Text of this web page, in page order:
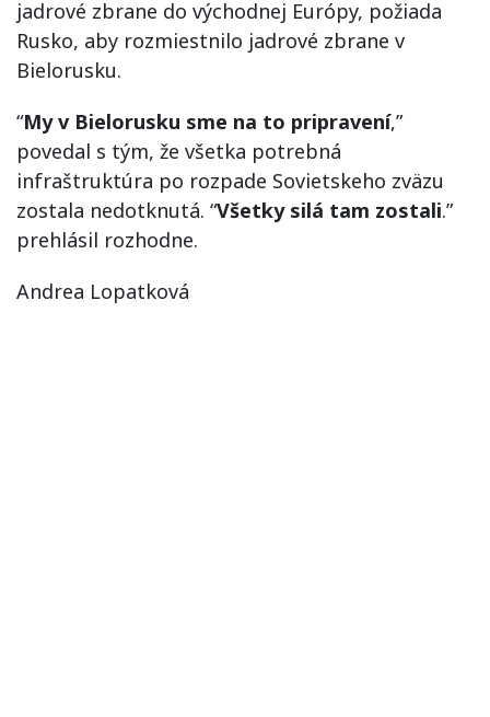
jadrové zbrane do východnej Európy, požiada
Rusko, aby rozmiestnilo jadrové zbrane v
Bielorusku.
“My v Bielorusku sme na to pripravení,”
povedal s tým, že všetka potrebná
infraštruktúra po rozpade Sovietskeho zväzu
zostala nedotknutá. “Všetky silá tam zostali.”
prehlásil rozhodne.
Andrea Lopatková